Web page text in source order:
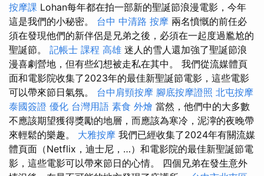
按摩課 Lohan每年都在拍一部新的聖誕節浪漫電影，今年
這是我們的小秘密。 台中 中清路 按摩 兩名憤慨的前任必
須在發現他們的新伴侶是兄弟之後，必須在一起度過尷尬的
聖誕節。 記帳士 課程 高雄 迷人的雪人還加強了聖誕節浪
漫喜劇營地，但有些幻想被走私在其中。 我們從流媒體頁
面和電影院收集了2023年的最佳新聖誕節電影，這些電影
可以帶來節日氣氛。 台中肩頸按摩 腳底按摩證照 北屯按摩
泰國簽證 優化 台灣用語 素食 外燴 當然，他們中的大多數
不應該期望獲得獎勵的地層，而應該為寒冷，泥濘的夜晚帶
來輕鬆的樂趣。 大雅按摩 我們已經收集了2024年有關流媒
體頁面（Netflix，迪士尼，…）和電影院的最佳新聖誕節電
影，這些電影可以帶來節日的心情。 四個兄弟在發生意外